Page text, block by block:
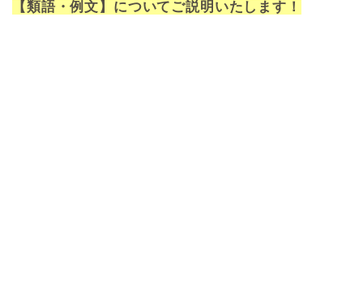
【類語・例文】についてご説明いたします！